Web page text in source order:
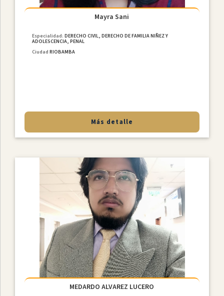
Mayra Sani
Especialidad:DERECHO CIVIL, DERECHO DE FAMILIA NIÑEZ Y
ADOLESCENCIA, PENAL
Ciudad RIOBAMBA
Más detalle
MEDARDO ALVAREZ LUCERO